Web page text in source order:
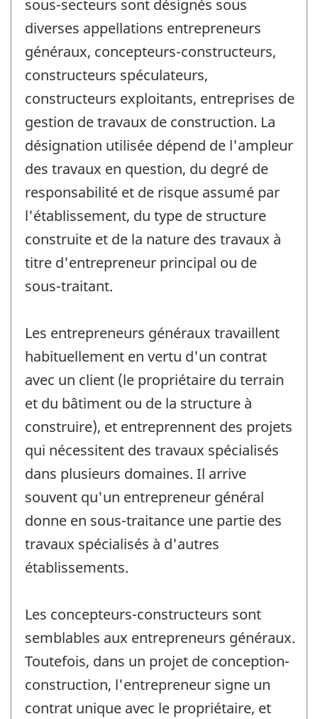
sous-secteurs sont désignés sous
diverses appellations entrepreneurs
généraux, concepteurs-constructeurs,
constructeurs spéculateurs,
constructeurs exploitants, entreprises de
gestion de travaux de construction. La
désignation utilisée dépend de l'ampleur
des travaux en question, du degré de
responsabilité et de risque assumé par
l'établissement, du type de structure
construite et de la nature des travaux à
titre d'entrepreneur principal ou de
sous-traitant.
Les entrepreneurs généraux travaillent
habituellement en vertu d'un contrat
avec un client (le propriétaire du terrain
et du bâtiment ou de la structure à
construire), et entreprennent des projets
qui nécessitent des travaux spécialisés
dans plusieurs domaines. Il arrive
souvent qu'un entrepreneur général
donne en sous-traitance une partie des
travaux spécialisés à d'autres
établissements.
Les concepteurs-constructeurs sont
semblables aux entrepreneurs généraux.
Toutefois, dans un projet de conception-
construction, l'entrepreneur signe un
contrat unique avec le propriétaire, et